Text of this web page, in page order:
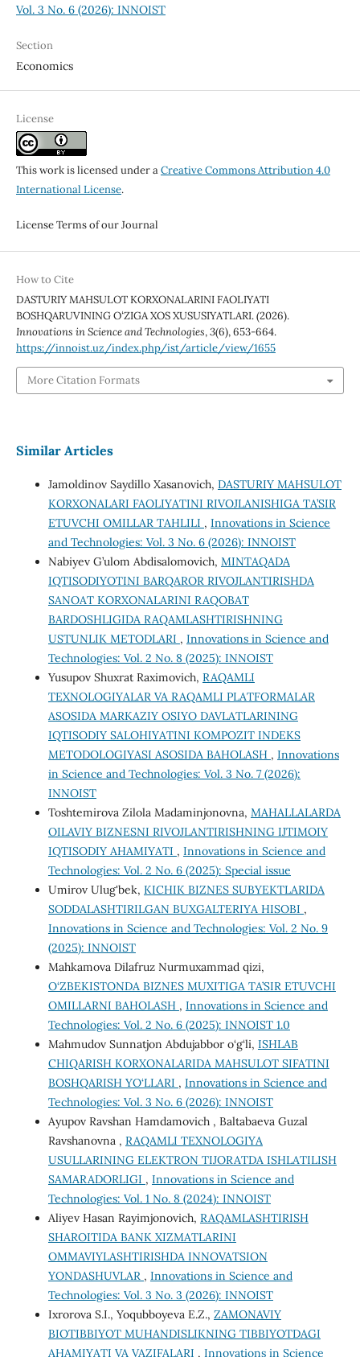
Vol. 3 No. 6 (2026): INNOIST
Section
Economics
License
This work is licensed under aCreative Commons Attribution 4.0
International License.
License Terms of our Journal
How to Cite
DАSTURIY MАHSULOT KORXONАLАRINI FAOLIYATI
BOSHQАRUVINING OʻZIGA XOS XUSUSIYATLАRI. (2026).
Innovations in Science and Technologies,3(6), 653-664.
https://innoist.uz/index.php/ist/article/view/1655
More Citation Formats
Similar Articles
Jamoldinov Saydillo Xasanovich, DASTURIY MAHSULOT
KORXONALARI FAOLIYATINI RIVOJLANISHIGA TA’SIR
ETUVCHI OMILLAR TAHLILI , Innovations in Science
and Technologies: Vol. 3 No. 6 (2026): INNOIST
Nabiyev G’ulom Abdisalomovich, MINTAQADA
IQTISODIYOTINI BARQAROR RIVOJLANTIRISHDA
SANOAT KORХONALARINI RAQOBAT
BARDOSHLIGIDA RAQAMLASHTIRISHNING
USTUNLIK METODLARI , Innovations in Science and
Technologies: Vol. 2 No. 8 (2025): INNOIST
Yusupov Shuxrat Raximovich, RAQAMLI
TEXNOLOGIYALAR VA RAQAMLI PLATFORMALAR
ASOSIDA MARKAZIY OSIYO DAVLATLARINING
IQTISODIY SALOHIYATINI KOMPOZIT INDEKS
METODOLOGIYASI ASOSIDA BAHOLASH , Innovations
in Science and Technologies: Vol. 3 No. 7 (2026):
INNOIST
Toshtemirova Zilola Madaminjonovna, MAHALLALARDA
OILAVIY BIZNESNI RIVOJLANTIRISHNING IJTIMOIY
IQTISODIY AHAMIYATI , Innovations in Science and
Technologies: Vol. 2 No. 6 (2025): Special issue
Umirov Ulug'bek, KICHIK BIZNES SUBYEKTLARIDA
SODDALASHTIRILGAN BUXGALTERIYA HISOBI ,
Innovations in Science and Technologies: Vol. 2 No. 9
(2025): INNOIST
Mahkamova Dilafruz Nurmuxammad qizi,
O‘ZBEKISTONDA BIZNES MUXITIGA TA’SIR ETUVCHI
OMILLARNI BAHOLASH , Innovations in Science and
Technologies: Vol. 2 No. 6 (2025): INNOIST 1.0
Mahmudov Sunnatjon Abdujabbor o‘g‘li, ISHLAB
CHIQARISH KORXONALARIDA MAHSULOT SIFATINI
BOSHQARISH YO‘LLARI , Innovations in Science and
Technologies: Vol. 3 No. 6 (2026): INNOIST
Ayupov Ravshan Hamdamovich , Baltabaeva Guzal
Ravshanovna , RAQAMLI TEXNOLOGIYA
USULLARINING ELEKTRON TIJORATDA ISHLATILISH
SAMARADORLIGI , Innovations in Science and
Technologies: Vol. 1 No. 8 (2024): INNOIST
Aliyev Hasan Rayimjonovich, RAQAMLASHTIRISH
SHAROITIDA BANK XIZMATLARINI
OMMAVIYLASHTIRISHDA INNOVATSION
YONDASHUVLAR , Innovations in Science and
Technologies: Vol. 3 No. 3 (2026): INNOIST
Ixrorova S.I., Yoqubboyeva E.Z., ZAMONAVIY
BIOTIBBIYOT MUHANDISLIKNING TIBBIYOTDAGI
AHAMIYATI VA VAZIFALARI , Innovations in Science